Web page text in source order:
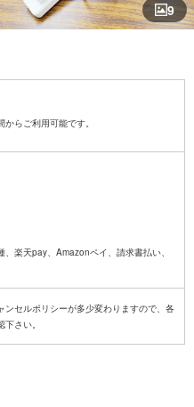
9
らご利用可能です。
、楽天pay、Amazonペイ、請求書払い、
ンセルポリシーが多少変わりますので、各